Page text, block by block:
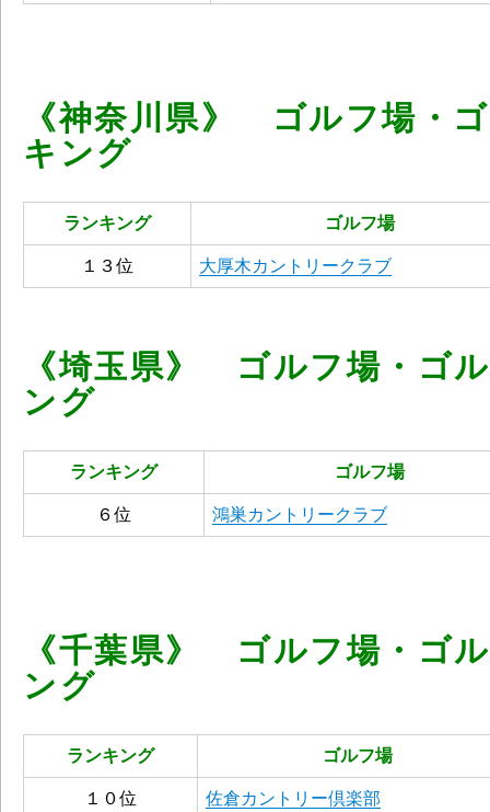
《神奈川県》 ゴルフ場・
キング
ランキング ゴルフ場
１３位 大厚木カントリークラブ
《埼玉県》 ゴルフ場・ゴ
ング
ランキング ゴルフ場
６位 鴻巣カントリークラブ
《千葉県》 ゴルフ場・ゴ
ング
ランキング ゴルフ場
１０位 佐倉カントリー倶楽部